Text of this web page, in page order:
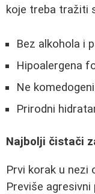
koje treba tražiti
Bez alkohola i
Hipoalergena
Ne
Prirodni
Najbolji čistači
Prvi korak u nezi
Previše